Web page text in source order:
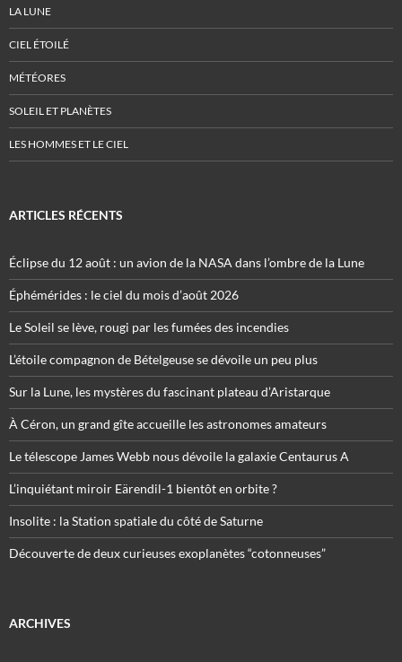
LA LUNE
CIEL ÉTOILÉ
MÉTÉORES
SOLEIL ET PLANÈTES
LES HOMMES ET LE CIEL
ARTICLES RÉCENTS
Éclipse du 12 août : un avion de la NASA dans l’ombre de la Lune
Éphémérides : le ciel du mois d’août 2026
Le Soleil se lève, rougi par les fumées des incendies
L’étoile compagnon de Bételgeuse se dévoile un peu plus
Sur la Lune, les mystères du fascinant plateau d’Aristarque
À Céron, un grand gîte accueille les astronomes amateurs
Le télescope James Webb nous dévoile la galaxie Centaurus A
L’inquiétant miroir Eärendil-1 bientôt en orbite ?
Insolite : la Station spatiale du côté de Saturne
Découverte de deux curieuses exoplanètes “cotonneuses”
ARCHIVES